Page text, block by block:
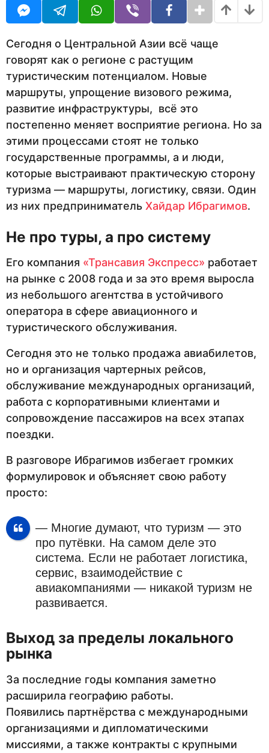
а
з
а
д
R
н
а
з
а
Сегодня о Центральной Азии всё чаще
говорят как о регионе с растущим
туристическим потенциалом. Новые
маршруты, упрощение визового режима,
развитие инфраструктуры, всё это
постепенно меняет восприятие региона. Но за
этими процессами стоят не только
государственные программы, а и люди,
которые выстраивают практическую сторону
туризма — маршруты, логистику, связи. Один
из них предприниматель Хайдар Ибрагимов.
Не про туры, а про систему
Его компания «Трансавия Экспресс» работает
на рынке с 2008 года и за это время выросла
из небольшого агентства в устойчивого
оператора в сфере авиационного и
туристического обслуживания.
Сегодня это не только продажа авиабилетов,
но и организация чартерных рейсов,
обслуживание международных организаций,
работа с корпоративными клиентами и
сопровождение пассажиров на всех этапах
поездки.
В разговоре Ибрагимов избегает громких
формулировок и объясняет свою работу
просто:
— Многие думают, что туризм — это
про путёвки. На самом деле это
система. Если не работает логистика,
сервис, взаимодействие с
авиакомпаниями — никакой туризм не
развивается.
Выход за пределы локального
рынка
За последние годы компания заметно
расширила географию работы.
Появились партнёрства с международными
организациями и дипломатическими
миссиями, а также контракты с крупными